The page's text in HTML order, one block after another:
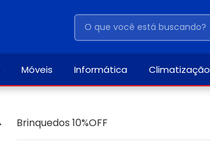
Móveis Informática Climatização
Brinquedos 10%OFF